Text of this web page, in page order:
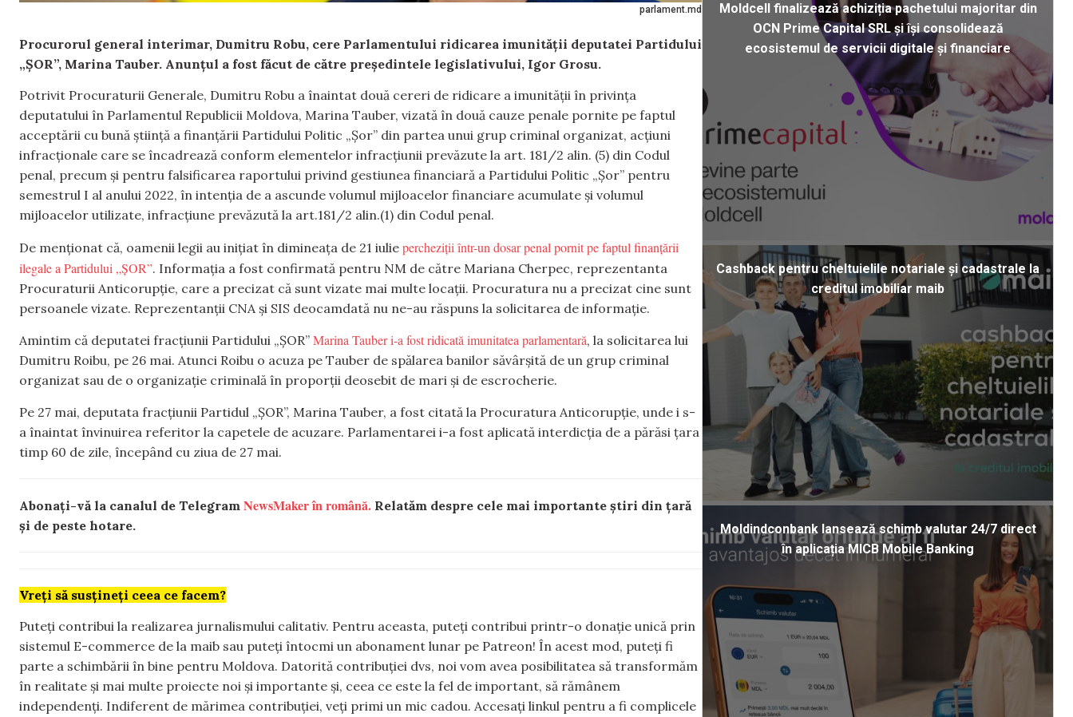
parlament.md
Procurorul general interimar, Dumitru Robu, cere Parlamentului ridicarea imunității deputatei Partidului
„ȘOR”, Marina Tauber. Anunțul a fost făcut de către președintele legislativului, Igor Grosu.
Potrivit Procuraturii Generale, Dumitru Robu a înaintat două cereri de ridicare a imunității în privința
deputatului în Parlamentul Republicii Moldova, Marina Tauber, vizată în două cauze penale pornite pe faptul
acceptării cu bună știință a finanțării Partidului Politic „Șor” din partea unui grup criminal organizat, acțiuni
infracționale care se încadrează conform elementelor infracțiunii prevăzute la art. 181/2 alin. (5) din Codul
penal, precum și pentru falsificarea raportului privind gestiunea financiară a Partidului Politic „Șor” pentru
semestrul I al anului 2022, în intenția de a ascunde volumul mijloacelor financiare acumulate și volumul
mijloacelor utilizate, infracțiune prevăzută la art.181/2 alin.(1) din Codul penal.
De menționat că, oamenii legii au inițiat în dimineața de 21 iulie percheziții într-un dosar penal pornit pe faptul finanțării
ilegale a Partidului „ȘOR”. Informația a fost confirmată pentru NM de către Mariana Cherpec, reprezentanta
Procuraturii Anticorupție, care a precizat că sunt vizate mai multe locații. Procuratura nu a precizat cine sunt
persoanele vizate. Reprezentanții CNA și SIS deocamdată nu ne-au răspuns la solicitarea de informație.
Amintim că deputatei fracțiunii Partidului „ȘOR” Marina Tauber i-a fost ridicată imunitatea parlamentară, la solicitarea lui
Dumitru Roibu, pe 26 mai. Atunci Roibu o acuza pe Tauber de spălarea banilor săvârșită de un grup criminal
organizat sau de o organizație criminală în proporții deosebit de mari și de escrocherie.
Pe 27 mai, deputata fracțiunii Partidul „ȘOR”, Marina Tauber, a fost citată la Procuratura Anticorupție, unde i s-
a înaintat învinuirea referitor la capetele de acuzare. Parlamentarei i-a fost aplicată interdicția de a părăsi țara
timp 60 de zile, începând cu ziua de 27 mai.
Abonați-vă la canalul de Telegram NewsMaker în română. Relatăm despre cele mai importante știri din țară
și de peste hotare.
Vreți să susțineți ceea ce facem?
Puteți contribui la realizarea jurnalismului calitativ. Pentru aceasta, puteți contribui printr-o donație unică prin
sistemul E-commerce de la maib sau puteți întocmi un abonament lunar pe Patreon! În acest mod, puteți fi
parte a schimbării în bine pentru Moldova. Datorită contribuției dvs, noi vom avea posibilitatea să transformăm
în realitate și mai multe proiecte noi și importante și, ceea ce este la fel de important, să rămânem
independenți. Indiferent de mărimea contribuției, veți primi un mic cadou. Accesați linkul pentru a fi complicele
Moldcell finalizează achiziția pachetului majoritar din
OCN Prime Capital SRL și își consolidează
ecosistemul de servicii digitale și financiare
Cashback pentru cheltuielile notariale și cadastrale la
creditul imobiliar maib
Moldindconbank lansează schimb valutar 24/7 direct
în aplicația MICB Mobile Banking